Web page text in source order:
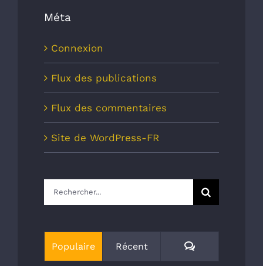
Méta
Connexion
Flux des publications
Flux des commentaires
Site de WordPress-FR
Rechercher:
Populaire Récent Commentaires